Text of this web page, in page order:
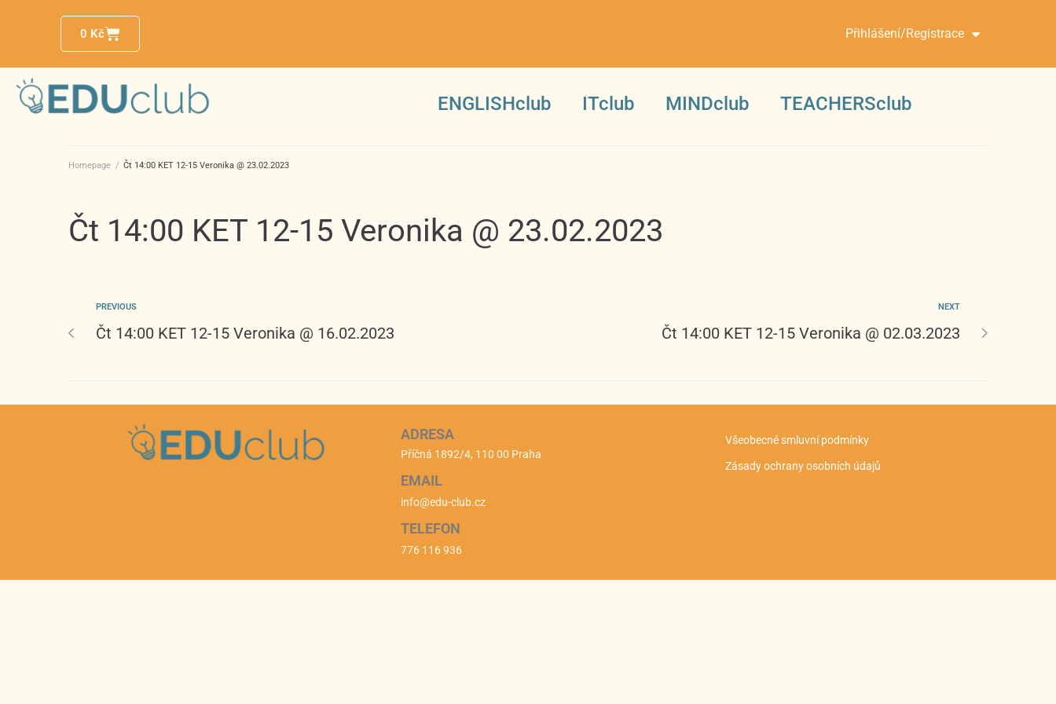
0 Kč Přihlášení/Registrace
ENGLISHclub ITclub MINDclub TEACHERSclub
Homepage / Čt 14:00 KET 12-15 Veronika @ 23.02.2023
Čt 14:00 KET 12-15 Veronika @ 23.02.2023
PREVIOUS
Čt 14:00 KET 12-15 Veronika @ 16.02.2023
NEXT
Čt 14:00 KET 12-15 Veronika @ 02.03.2023
ADRESA
Příčná 1892/4, 110 00 Praha
EMAIL
info@edu-club.cz
TELEFON
776 116 936
Všeobecné smluvní podmínky
Zásady ochrany osobních údajů